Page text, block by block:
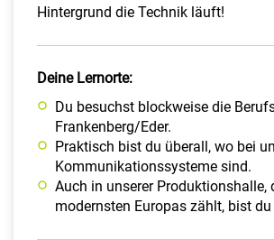
Hintergrund die Technik läuft!
Deine Lernorte:
Du besuchst blockweise die
Frankenberg/Eder.
Praktisch bist du überall, wo bei
Kommunikationssysteme sind.
Auch in unserer Produktionshalle,
modernsten Europas zählt, bist